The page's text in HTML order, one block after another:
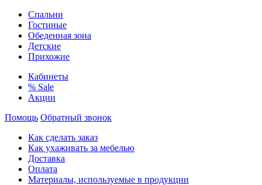
Спальни
Гостиные
Обеденная зона
Детские
Прихожие
Кабинеты
% Sale
Акции
Помощь Обратный звонок
Как сделать заказ
Как ухаживать за мебелью
Доставка
Оплата
Материалы, используемые в продукции